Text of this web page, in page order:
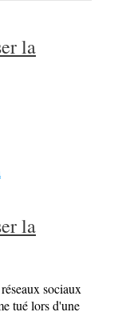
la
la
sociaux
tué lors d'une